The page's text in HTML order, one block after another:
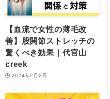
【血流で女性の薄毛改
善】股関節ストレッチの
驚くべき効果｜代官山
creek
2024年2月2日